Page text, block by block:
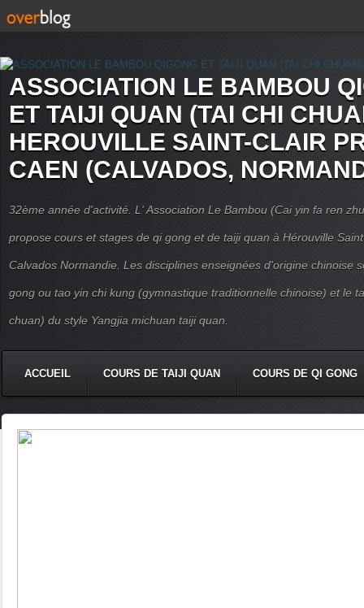
ASSOCIATION LE BAMBOU
ET TAIJI QUAN (TAI CHI
HEROUVILLE SAINT-CLAIR
CAEN (CALVADOS,
32ème année d'activité. L' Association Le Bambou (Cai yin fa ren
propose cours et stages de qi gong et de taiji quan à Hérouville
Calvados Normandie. Les disciplines enseignées d'origine chinoise
gong ou tao yin chi kung (gymnastique traditionnelle chinoise) et le
chuan) du style Yangjia michuan taiji quan.
ACCUEIL COURS DE TAIJI QUAN COURS DE QI GONG